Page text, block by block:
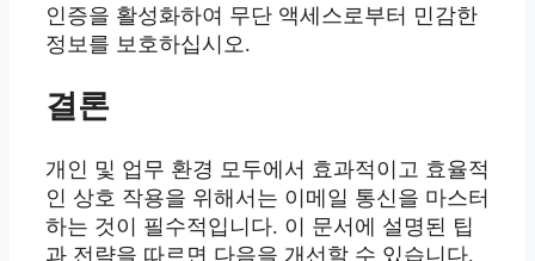
인증을 활성화하여 무단 액세스로부터 민감한
정보를 보호하십시오.
결론
개인 및 업무 환경 모두에서 효과적이고 효율적
인 상호 작용을 위해서는 이메일 통신을 마스터
하는 것이 필수적입니다. 이 문서에 설명된 팁
과 전략을 따르면 다음을 개선할 수 있습니다.